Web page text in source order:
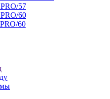
57
60
60